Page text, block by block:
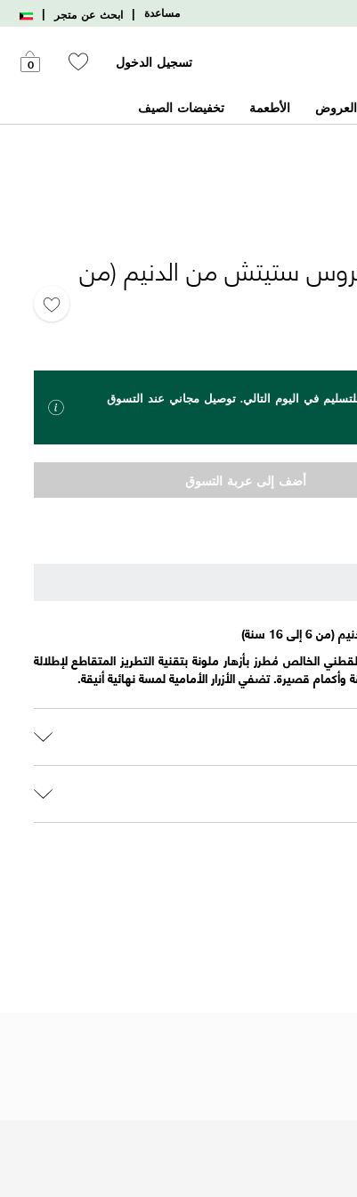
مساعدة | ابحث عن متجر |
تسجيل الدخول 0
العروض الأطعمة تخفيضات الصيف
ستيتش من الدنيم (من
الساعة 7 مساءً للتسليم في اليوم التالي. توصيل مجاني عند التسوق
أضف إلى عربة التسوق
16 سنة)
الخالص مُطرز بأزهار ملونة بتقنية التطريز المتقاطع لإطلالة
قصيرة. تضفي الأزرار الأمامية لمسة نهائية أنيقة.